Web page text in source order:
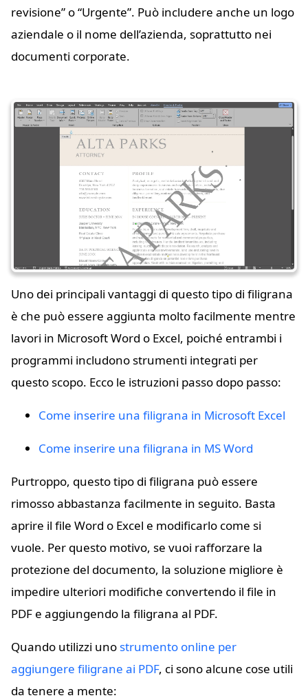
revisione” o “Urgente”. Può includere anche un logo
aziendale o il nome dell’azienda, soprattutto nei
documenti corporate.
Uno dei principali vantaggi di questo tipo di filigrana
è che può essere aggiunta molto facilmente mentre
lavori in Microsoft Word o Excel, poiché entrambi i
programmi includono strumenti integrati per
questo scopo. Ecco le istruzioni passo dopo passo:
Come inserire una filigrana in Microsoft Excel
Come inserire una filigrana in MS Word
Purtroppo, questo tipo di filigrana può essere
rimosso abbastanza facilmente in seguito. Basta
aprire il file Word o Excel e modificarlo come si
vuole. Per questo motivo, se vuoi rafforzare la
protezione del documento, la soluzione migliore è
impedire ulteriori modifiche convertendo il file in
PDF e aggiungendo la filigrana al PDF.
Quando utilizzi uno strumento online per
aggiungere filigrane ai PDF, ci sono alcune cose utili
da tenere a mente: